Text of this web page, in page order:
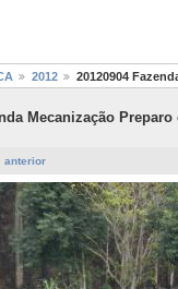
2012 20120904
Mecanização
anterior